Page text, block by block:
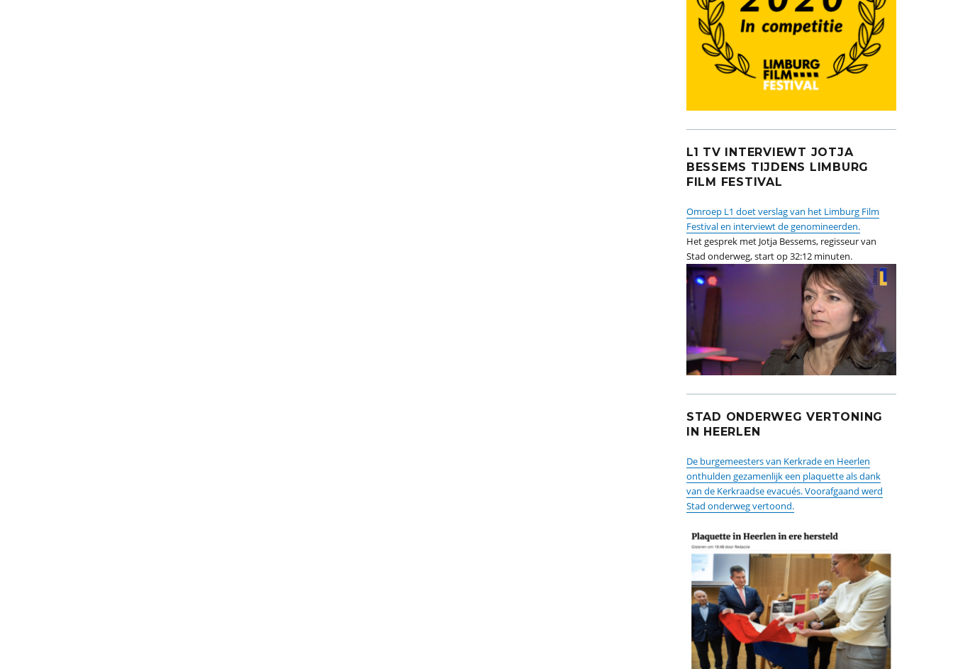
L1 TV INTERVIEWT JOTJA
BESSEMS TIJDENS LIMBURG
FILM FESTIVAL
Omroep L1 doet verslag van het Limburg Film
Festival en interviewt de genomineerden.
Het gesprek met Jotja Bessems, regisseur van
Stad onderweg, start op 32:12 minuten.
STAD ONDERWEG VERTONING
IN HEERLEN
De burgemeesters van Kerkrade en Heerlen
onthulden gezamenlijk een plaquette als dank
van de Kerkraadse evacués. Voorafgaand werd
Stad onderweg vertoond.